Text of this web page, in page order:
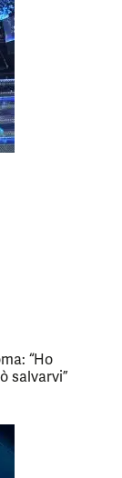
“Ho
salvarvi”